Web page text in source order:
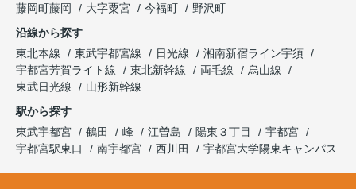
藤岡町藤岡
大字粟宮 今福町
野沢町
沿線から探す
東北本線
東武宇都宮線 日光線
湘南新宿ライン宇須
宇都宮芳賀ライト線
東北新幹線 両毛線
烏山線
東武日光線
山形新幹線
駅から探す
東武宇都宮
鶴田 峰 江曽島 陽東３丁目
宇都宮
宇都宮駅東口
南宇都宮 西川田 宇都宮大学陽東キャンパス